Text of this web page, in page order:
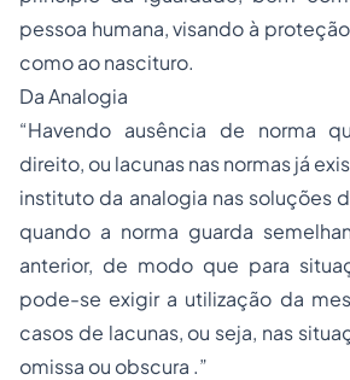
pessoa humana, visando à
como ao nascituro.
Da Analogia
“Havendo ausência de norma
direito, ou lacunas nas normas já
instituto da analogia nas soluções
quando a norma guarda
anterior, de modo que para
pode-se exigir a utilização da
casos de lacunas, ou seja, nas
omissa ou obscura .”